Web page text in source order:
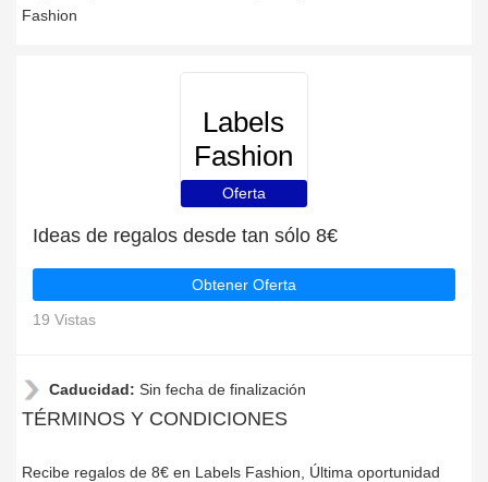
Fashion
Labels
Fashion
Oferta
Ideas de regalos desde tan sólo 8€
Obtener Oferta
19 Vistas
Caducidad: Sin fecha de finalización
TÉRMINOS Y CONDICIONES
Recibe regalos de 8€ en Labels Fashion, Última oportunidad